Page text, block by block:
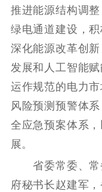
思想政治教育
精品出版
电影
推进能源结构调
绿电通道建设，
深化能源改革创
发展和人工智能
运作规范的电力
风险预测预警体
全应急预案体系
展。
省委常委、常
府秘书长赵建军